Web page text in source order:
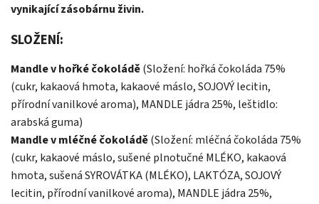
vynikající zásobárnu živin.
SLOŽENÍ:
Mandle v hořké čokoládě(Složení: hořká čokoláda 75%
(cukr, kakaová hmota, kakaové máslo, SOJOVÝ lecitin,
přírodní vanilkové aroma), MANDLE jádra 25%, leštidlo:
arabská guma)
Mandle v mléčné čokoládě(Složení: mléčná čokoláda 75%
(cukr, kakaové máslo, sušené plnotučné MLÉKO, kakaová
hmota, sušená SYROVÁTKA (MLÉKO), LAKTÓZA, SOJOVÝ
lecitin, přírodní vanilkové aroma), MANDLE jádra 25%,